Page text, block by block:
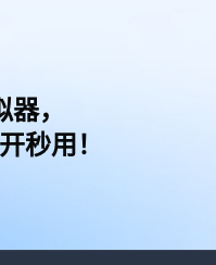
，
秒用！